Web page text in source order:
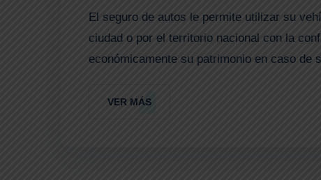
El seguro de autos le permite utilizar su
ciudad o por el territorio nacional con la
económicamente su patrimonio en caso de
VER MÁS